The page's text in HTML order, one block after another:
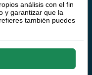
Te
Q-Nomic en lugar
análisis con el fin
y garantizar que la
también puedes